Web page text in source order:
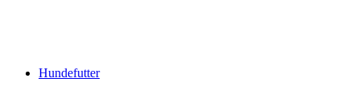
Hundefutter